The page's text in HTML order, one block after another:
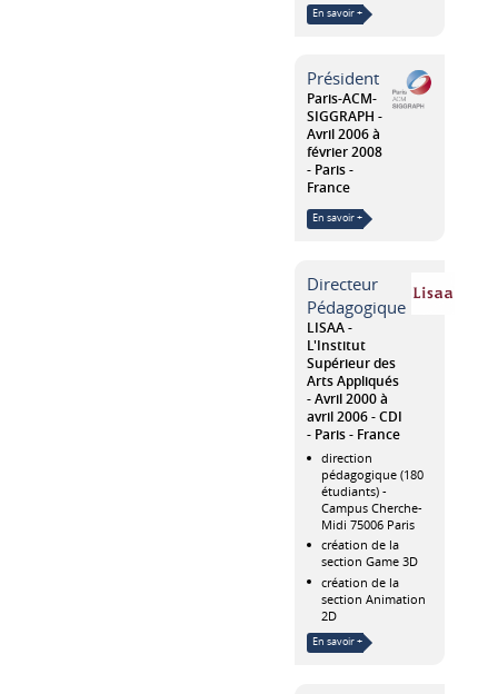
En savoir +
Président
Paris-ACM-
SIGGRAPH
Avril 2006 à
février 2008
Paris
France
En savoir +
Directeur
Pédagogique
LISAA -
L'Institut
Supérieur des
Arts Appliqués
Avril 2000 à
avril 2006 CDI
Paris
France
direction
pédagogique (180
étudiants) -
Campus Cherche-
Midi 75006 Paris
création de la
section Game 3D
création de la
section Animation
2D
En savoir +